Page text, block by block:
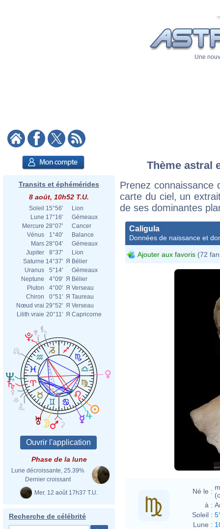
Une
Transits et éphémérides
8 août, 10h52 T.U.
Soleil 15°56'
Lion
Lune 17°16'
Gémeaux
Mercure 28°07'
Cancer
Vénus
1°40'
Balance
Mars 28°04'
Gémeaux
Jupiter
8°37'
Lion
Saturne 14°37' Я Bélier
Uranus
5°14'
Gémeaux
Neptune
4°09' Я Bélier
Pluton
4°00' Я Verseau
Chiron
0°51' Я Taureau
Nœud vrai 29°52' Я Verseau
Lilith vraie 20°11' Я Capricorne
Phase de la lune
Lune décroissante, 25.39%
Dernier croissant
Mer. 12 août 17h37 T.U.
Recherche de célébrité
Thème astral
Prenez connaissance
carte du ciel, un
de ses dominantes
Caligula
Données de naissance et
Ajouter aux favoris (72
Né le :
à :
Soleil :
Lune :